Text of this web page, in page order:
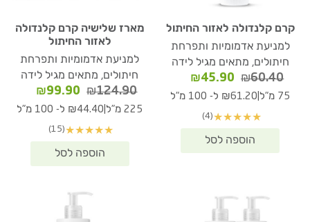
קרם קלנדולה לאזור החיתול
למניעת אדמומיות ותפרחת
חיתולים, מתאים מגיל לידה
₪60.40
המחיר
המקורי
₪60.40.
₪45.90
המחיר
הנוכחי
75 מ"ל ₪61.20 ל- 100 מ"ל
★
★
★
★
★
(4)
מארז שלישיה קרם קלנדולה
לאזור החיתול
למניעת אדמומיות ותפרחת
חיתולים, מתאים מגיל לידה
₪124.90
המחיר
המקורי
₪124.90.
₪99.90
המחיר
הנוכחי
225 מ"ל ₪44.40 ל- 100 מ"ל
★
★
★
★
★
(15)